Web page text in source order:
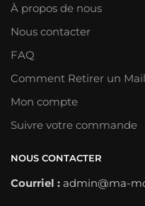
À propos de nous
Nous contacter
FAQ
Comment Retirer un
Mon compte
Suivre votre commande
NOUS CONTACTER
Courriel : admin@ma-